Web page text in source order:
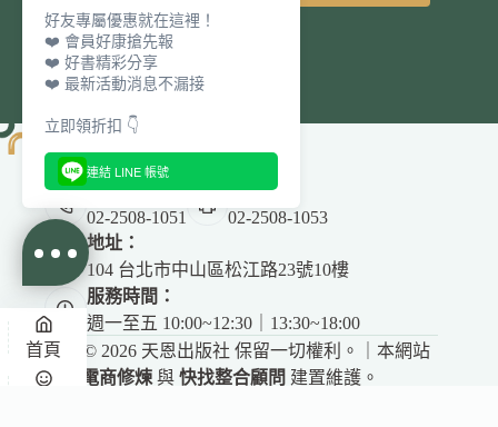
電話：
02-2508-1051
傳真：
02-2508-1053
地址：
104 台北市中山區松江路23號10樓
服務時間：
週一至五 10:00~12:30｜13:30~18:00
Copyright © 2026 天恩出版社 保留一切權利。｜本網站
電商修煉 與快找整合顧問 建置維護。
首頁
好友專屬優惠就在這裡！
❤️ 會員好康搶先報
❤️ 好書精彩分享
❤️ 最新活動消息不漏接
立即領折扣 👇
連結 LINE 帳號